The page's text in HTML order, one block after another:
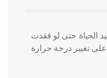
الحياة حتى لو فقدت
على تغيير درجة حرارة